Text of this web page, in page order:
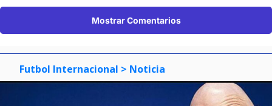
Mostrar Comentarios
Futbol Internacional > Noticia